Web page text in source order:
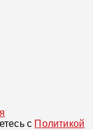
с Политикой